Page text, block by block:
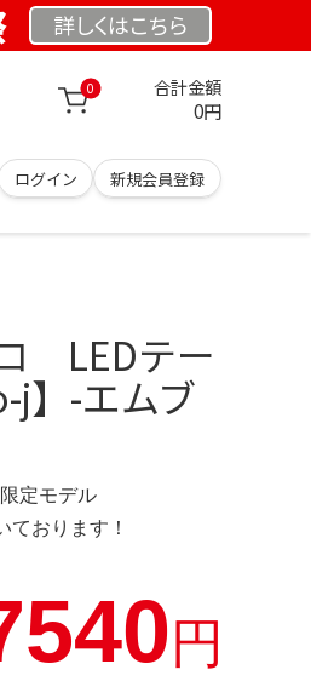
詳しくはこちら
0 合計金額
0円
ログイン 新規会員登録
LEDテー
j】-エムブ
定モデル
おります！
円